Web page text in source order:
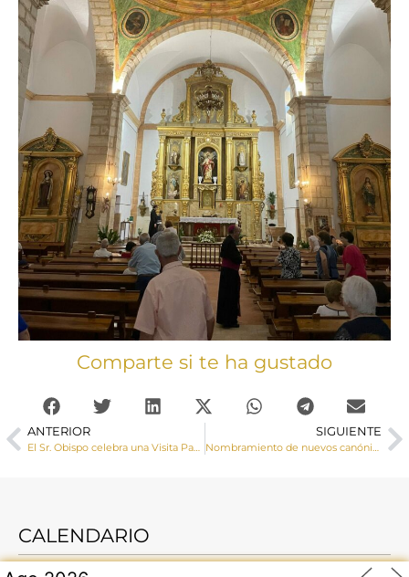
Comparte si te ha gustado
ANTERIOR
El Sr. Obispo celebra una Visita Pastoral a Santa María del Campo Rus
SIGUIENTE
Nombramiento de nuevos canónigos para la Catedral
CALENDARIO